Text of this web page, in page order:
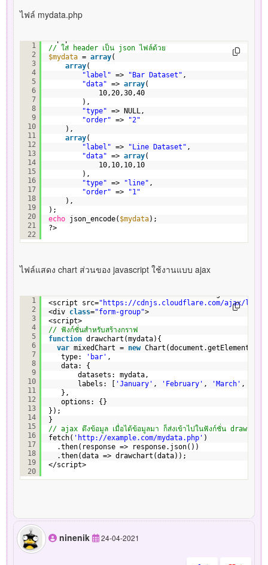
ไฟล์ mydata.php
1
2
3
4
5
6
7
8
9
10
11
12
13
14
15
16
17
18
19
20
21
22
<?php
// ใส่ header เป็น json ไฟล์ด้วย
$mydata = array(
array(
"label" => "Bar Dataset" ,
"data" => array(
10,20,30,40
),
"type" => NULL,
"order" =>
"2"
),
array(
"label" => "Line Dataset" ,
"data" => array(
10,10,10,10
),
"type" => "line" ,
"order" =>
"1"
),
);
echo json_encode( $mydata);
?>
ไฟล์แสดง chart ส่วนของ javascript ใช้งานแบบ ajax
1
2
3
4
5
6
7
8
9
10
11
12
13
14
15
16
17
18
19
20
<canvas id="mixed-chart" width="800" height="450"
<script src=" https://cdnjs.cloudflare.com/ajax/
<div class="form-group">
<script>
// ฟังก์ชั่นสำหรับสร้างกราฟ
function drawchart(mydata){
var mixedChart = new
type:
'bar' ,
data: {
datasets: mydata,
labels: [
'January' , 'February' , 'March' ,
},
options: {}
});
}
// ajax ดึงข้อมูล เมื่อได้ข้อมูลมา ก็ส่งเข้าไปในฟังก์ชั่น
fetch( ' http://example.com/mydata.php ' )
.then(response => response.json())
.then(data => drawchart(data));
</script>
ninenik 24-04-2021